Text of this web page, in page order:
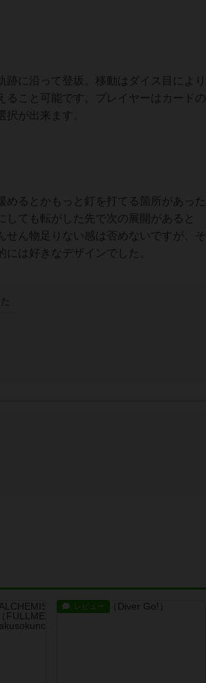
に沿って登坂。移動はダイス目により
ること可能です。プレイヤーはカードの
が出来ます。
るとかもっと釘を打てる箇所があった
ても転がした先で次の展開があると
ん物足りない感は否めないですが、そ
は好きなデザインでした。
レビュー